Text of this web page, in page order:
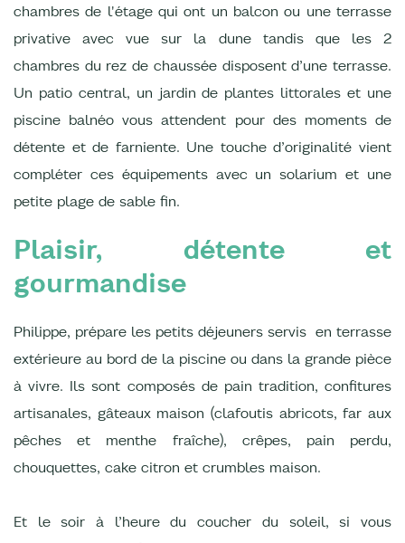
chambres de l'étage qui ont un balcon ou une terrasse
privative avec vue sur la dune tandis que les 2
chambres du rez de chaussée disposent d’une terrasse.
Un patio central, un jardin de plantes littorales et une
piscine balnéo vous attendent pour des moments de
détente et de farniente. Une touche d’originalité vient
compléter ces équipements avec un solarium et une
petite plage de sable fin.
Plaisir, détente et
gourmandise
Philippe, prépare les petits déjeuners servis en terrasse
extérieure au bord de la piscine ou dans la grande pièce
à vivre. Ils sont composés de pain tradition, confitures
artisanales, gâteaux maison (clafoutis abricots, far aux
pêches et menthe fraîche), crêpes, pain perdu,
chouquettes, cake citron et crumbles maison.
Et le soir à l’heure du coucher du soleil, si vous